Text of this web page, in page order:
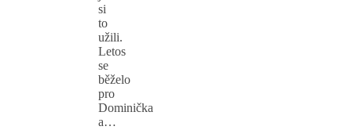
si
to
užili.
Letos
se
běželo
pro
Dominička
a…